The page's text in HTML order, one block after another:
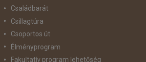
Családbarát
Csillagtúra
Csoportos út
Élményprogram
Fakultatív program lehetőség